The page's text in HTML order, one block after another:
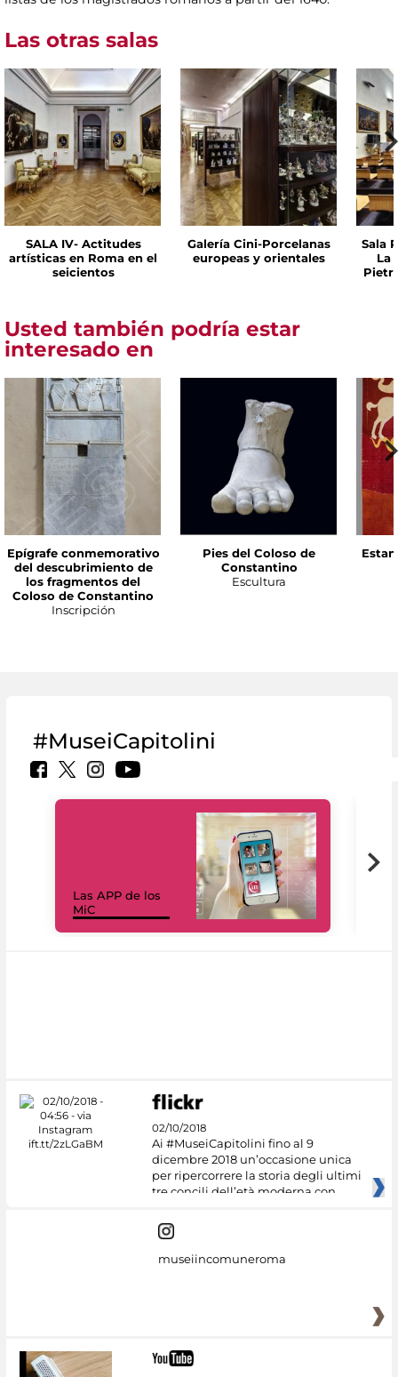
Las otras salas
SALA IV- Actitudes
artísticas en Roma en el
seicientos
Galería Cini-Porcelanas
europeas y orientales
Sala
La
Usted también podría estar
interesado en
Epígrafe conmemorativo
del descubrimiento de
los fragmentos del
Coloso de Constantino
Inscripción
Pies del Coloso de
Constantino
Escultura
#MuseiCapitolini
Las APP de los
MiC
02/10/2018
Ai #MuseiCapitolini fino al 9
dicembre 2018 un’occasione unica
per ripercorrere la storia degli ultimi
tre concili dell’età moderna con
museiincomuneroma